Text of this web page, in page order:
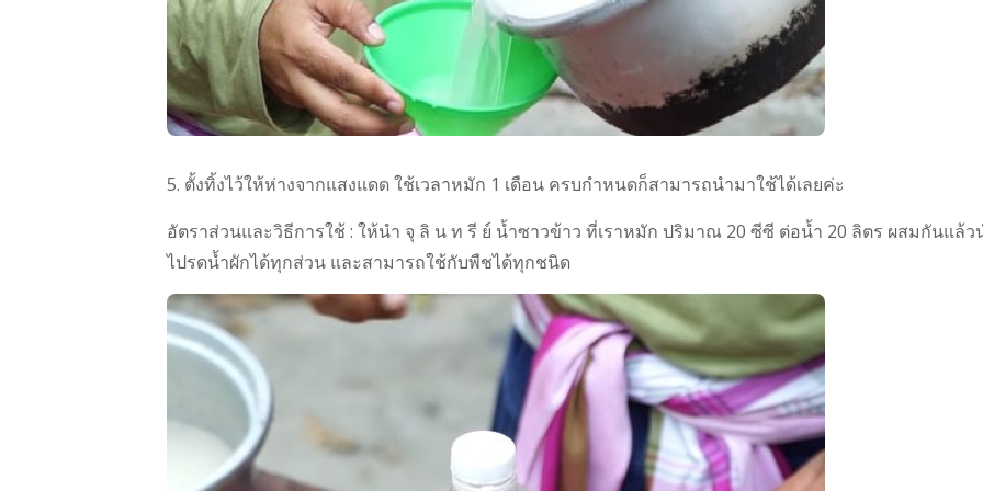
5. ตั้งทิ้งไว้ให้ห่างจากแสงแดด ใช้เวลาหมัก 1 เดือน ครบกำหนดก็สามารถนำมาใช้ได้เลยค่ะ
อัตราส่วนและวิธีการใช้ : ให้นำ จุ ลิ น ท รี ย์ น้ำซาวข้าว ที่เราหมัก ปริมาณ 20 ซีซี ต่อน้ำ 20 ลิตร ผสมกันแล้ว
ไปรดน้ำผักได้ทุกส่วน และสามารถใช้กับพืชได้ทุกชนิด